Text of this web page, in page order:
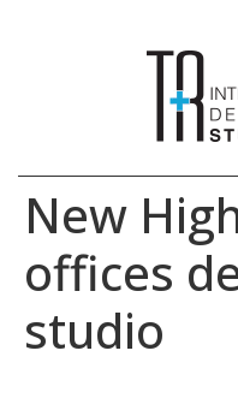
New
offices
studio